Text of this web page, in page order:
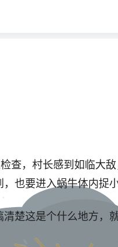
，村长感到如临大
也要进入蜗牛体内捉小
这是个什么地方，